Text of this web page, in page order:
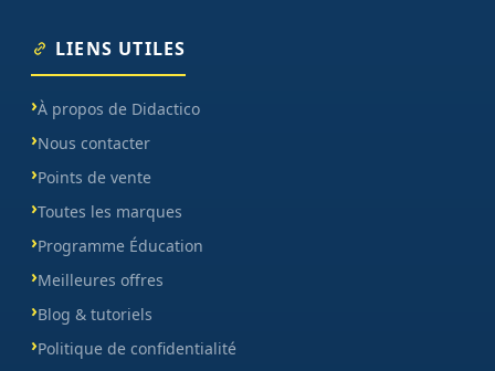
LIENS UTILES
À propos de Didactico
Nous contacter
Points de vente
Toutes les marques
Programme Éducation
Meilleures offres
Blog & tutoriels
Politique de confidentialité